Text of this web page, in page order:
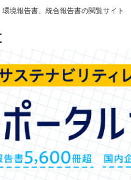
境報告書、統合報告書の閲覧サイト